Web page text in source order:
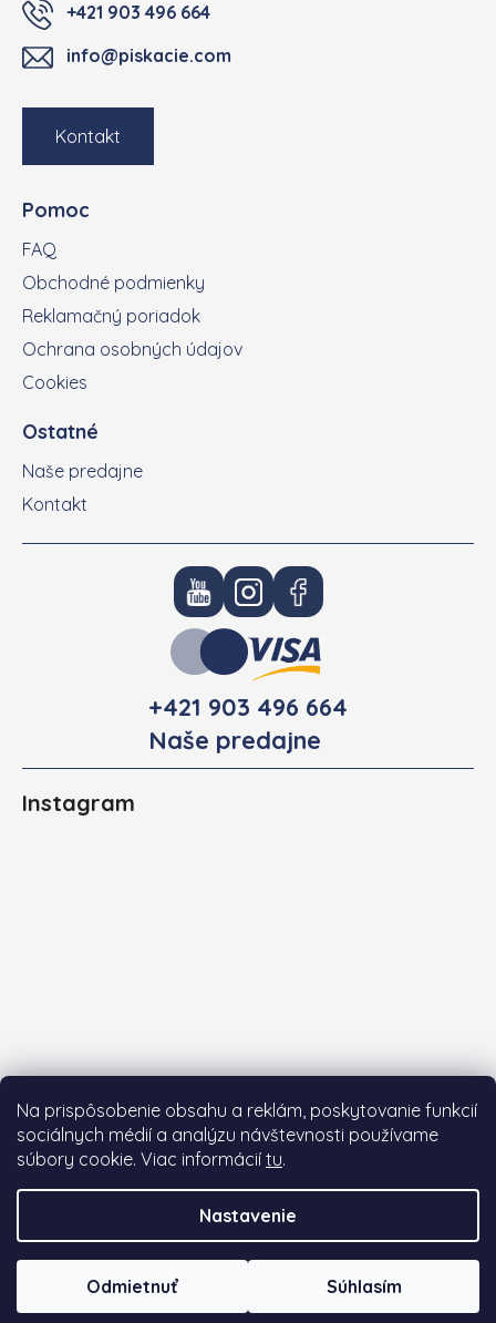
Na prispôsobenie obsahu a reklám, poskytovanie funkcií
sociálnych médií a analýzu návštevnosti používame
súbory cookie. Viac informácií tu.
Nastavenie
Odmietnuť Súhlasím
+421 903 496 664
info@piskacie.com
Kontakt
Pomoc
FAQ
Obchodné podmienky
Reklamačný poriadok
Ochrana osobných údajov
Cookies
Ostatné
Naše predajne
Kontakt
+421 903 496 664
Naše predajne
Instagram
Sledovať na Instagrame
Vytvoril Shoptet Premium
Copyright 2026
. Všetky práva
vyhradené.Upraviť nastavenie cookies